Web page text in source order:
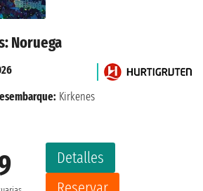
Noruega
Detalles
Kirkenes